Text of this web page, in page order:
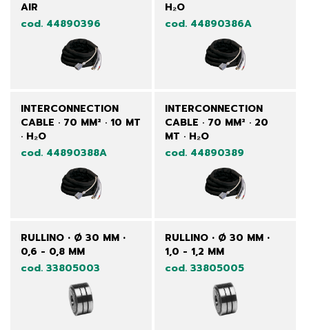
AIR
cod. 44890396
H₂O
cod. 44890386A
INTERCONNECTION
CABLE · 70 MM² · 10 MT
· H₂O
cod. 44890388A
INTERCONNECTION
CABLE · 70 MM² · 20
MT · H₂O
cod. 44890389
RULLINO • Ø 30 MM •
0,6 - 0,8 MM
cod. 33805003
RULLINO • Ø 30 MM •
1,0 - 1,2 MM
cod. 33805005